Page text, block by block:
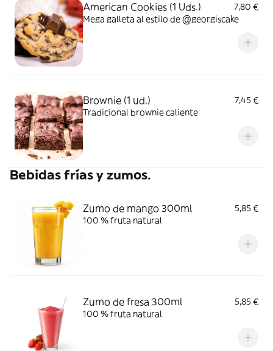
American Cookies (1 Uds.)
7,80 €
Mega galleta al estilo de @georgiscake
Brownie (1 ud.)
7,45 €
Tradicional brownie caliente
Bebidas frías y zumos.
Zumo de mango 300ml
5,85 €
100 % fruta natural
Zumo de fresa 300ml
5,85 €
100 % fruta natural